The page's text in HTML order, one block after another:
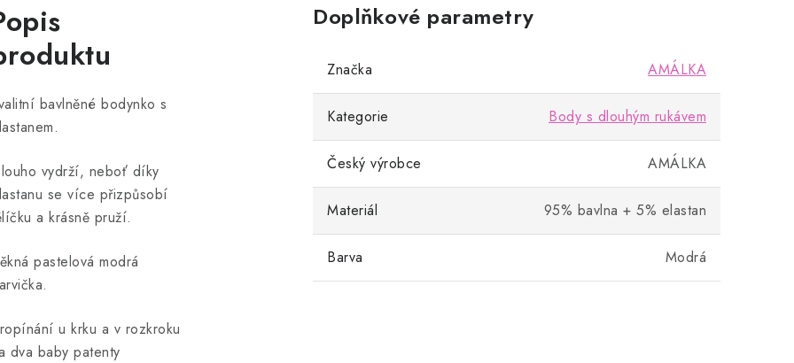
bavlněné bodynko s
vydrží, neboť díky
se více přizpůsobí
a krásně pruží.
pastelová modrá
u krku a v rozkroku
dva baby patenty
Doplňkové parametry
Značka AMÁLKA
Kategorie Body s dlouhým rukávem
Český výrobce AMÁLKA
Materiál 95% bavlna + 5% elastan
Barva Modrá